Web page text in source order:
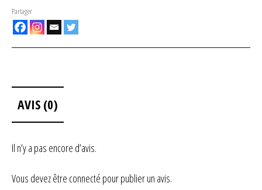
Partager
AVIS (0)
Il n’y a pas encore d’avis.
Vous devez être connecté pour publier un avis.